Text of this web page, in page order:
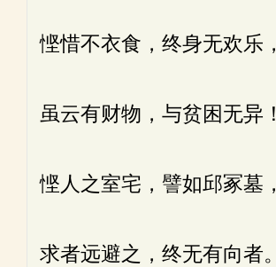
悭惜不衣食，终身无欢乐，
虽云有财物，与贫困无异！
悭人之室宅，譬如邱冢墓，
求者远避之，终无有向者。